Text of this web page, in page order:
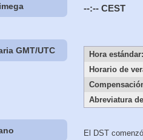
--:-- CEST
GMT/UTC Hora estándar:
Horario de
Abreviatura
El DST